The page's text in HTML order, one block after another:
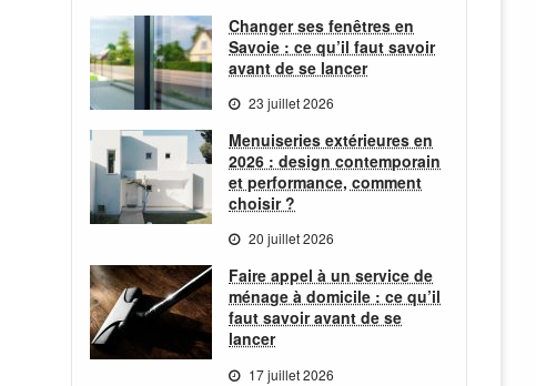
Changer ses fenêtres en
Savoie : ce qu’il faut savoir
avant de se lancer
23 juillet 2026
Menuiseries extérieures en
2026 : design contemporain
et performance, comment
choisir ?
20 juillet 2026
Faire appel à un service de
ménage à domicile : ce qu’il
faut savoir avant de se
lancer
17 juillet 2026